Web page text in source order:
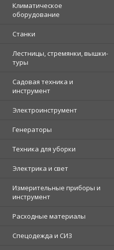
Климатическое
оборудование
Станки
Лестницы, стремянки, вышки-
туры
Садовая техника и
инструмент
Электроинструмент
Генераторы
Техника для уборки
Электрика и свет
Измерительные приборы и
инструмент
Расходные материалы
Спецодежда и СИЗ